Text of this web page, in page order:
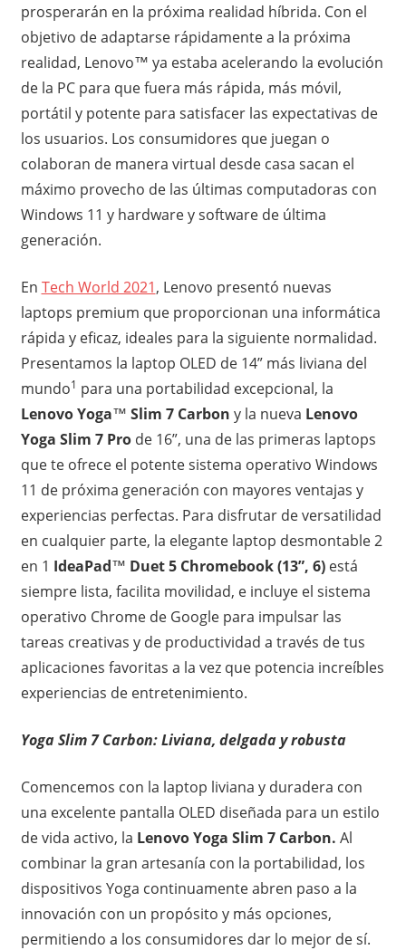
prosperarán en la próxima realidad híbrida. Con el
objetivo de adaptarse rápidamente a la próxima
realidad, Lenovo™ ya estaba acelerando la evolución
de la PC para que fuera más rápida, más móvil,
portátil y potente para satisfacer las expectativas de
los usuarios. Los consumidores que juegan o
colaboran de manera virtual desde casa sacan el
máximo provecho de las últimas computadoras con
Windows 11 y hardware y software de última
generación.
En Tech World 2021, Lenovo presentó nuevas
laptops premium que proporcionan una informática
rápida y eficaz, ideales para la siguiente normalidad.
Presentamos la laptop OLED de 14” más liviana del
mundo1 para una portabilidad excepcional, la
Lenovo Yoga™ Slim 7 Carbon y la nueva Lenovo
Yoga Slim 7 Prode 16”, una de las primeras laptops
que te ofrece el potente sistema operativo Windows
11 de próxima generación con mayores ventajas y
experiencias perfectas. Para disfrutar de versatilidad
en cualquier parte, la elegante laptop desmontable 2
en 1 IdeaPad™ Duet 5 Chromebook (13”, 6) está
siempre lista, facilita movilidad, e incluye el sistema
operativo Chrome de Google para impulsar las
tareas creativas y de productividad a través de tus
aplicaciones favoritas a la vez que potencia increíbles
experiencias de entretenimiento.
Yoga Slim 7 Carbon: Liviana, delgada y robusta
Comencemos con la laptop liviana y duradera con
una excelente pantalla OLED diseñada para un estilo
de vida activo, la Lenovo Yoga Slim 7 Carbon. Al
combinar la gran artesanía con la portabilidad, los
dispositivos Yoga continuamente abren paso a la
innovación con un propósito y más opciones,
permitiendo a los consumidores dar lo mejor de sí.